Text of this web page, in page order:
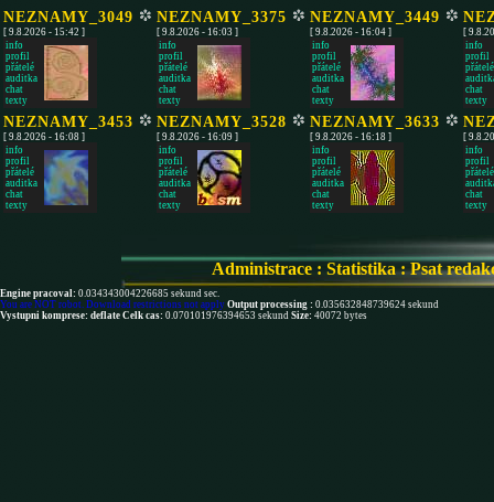
NEZNAMY_3049
[ 9.8.2026 - 15:42 ]
info
profil
přátelé
auditka
chat
texty
NEZNAMY_3375
[ 9.8.2026 - 16:03 ]
info
profil
přátelé
auditka
chat
texty
NEZNAMY_3449
[ 9.8.2026 - 16:04 ]
info
profil
přátelé
auditka
chat
texty
[
info
profil
přátelé
chat
texty
NEZNAMY_3453
[ 9.8.2026 - 16:08 ]
info
profil
přátelé
auditka
chat
texty
NEZNAMY_3528
[ 9.8.2026 - 16:09 ]
info
profil
přátelé
auditka
chat
texty
NEZNAMY_3633
[ 9.8.2026 - 16:18 ]
info
profil
přátelé
auditka
chat
texty
[
info
profil
přátelé
chat
texty
Administrace : Statistika:Psat
Engine pracoval: 0.034343004226685 sekund sec.
You are NOT robot. Download restrictions not apply Output processing : 0.035632848739624 sekund
Vystupni komprese: deflate Celk cas: 0.070101976394653 sekund Size: 40072 bytes